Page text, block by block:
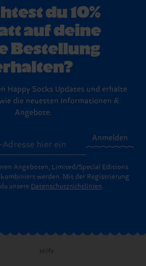
du 10%
auf deine
Bestellung
Happy Socks Updates und erhalte
die neuesten Informationen &
Angebote.
Anmelden
Angeboten, Limited/Special Editions
kombiniert werden. Mit der Registrierung
unsere Datenschutzrichtlinien.
Hilfe